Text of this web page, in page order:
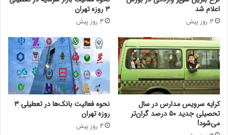
اعلام شد
3 روز پیش
۳ روزه تهران
3 روز پیش
کرایه سرویس مدارس در سال
تحصیلی جدید ۵۰ درصد گران‌تر
می‌شود!
نحوه فعالیت بانک‌ها در تعطیلی ۳
روزه تهران
3 روز پیش